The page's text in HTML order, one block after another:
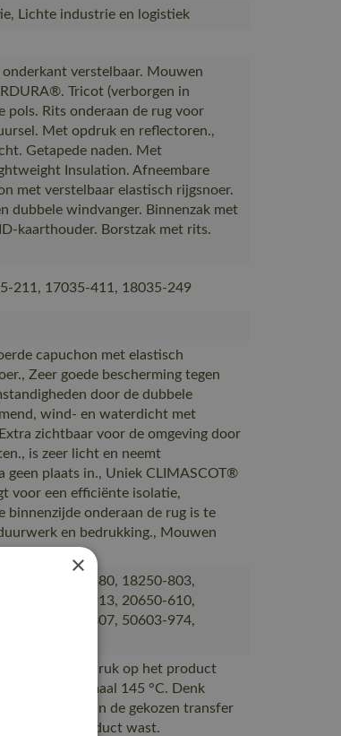
Lichte industrie en logistiek
onderkant verstelbaar. Mouwen
Tricot (verborgen in
pols. Rits onderaan de rug voor
Met opdruk en reflectoren.,
Getapede naden. Met
Insulation. Afneembare
met verstelbaar elastisch rijgsnoer.
dubbele windvanger. Binnenzak met
kaarthouder. Borstzak met rits.
211, 17035-411, 18035-249
capuchon met elastisch
Zeer goede bescherming tegen
door de dubbele
wind- en waterdicht met
zichtbaar voor de omgeving door
is zeer licht en neemt
geen plaats in., Uniek CLIMASCOT®
voor een efficiënte isolatie,
binnenzijde onderaan de rug is te
en bedrukking., Mouwen
843, 50604-380, 18250-803,
876, 50454-913, 20650-610,
940, 18150-807, 50603-974,
voor de opdruk op het product
tot maximaal 145 °C. Denk
van de gekozen transfer
u het product wast.
×